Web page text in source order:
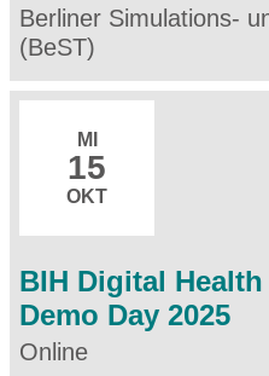
Berliner Simulations-
(BeST)
MI
15
OKT
BIH Digital
Demo Day 2025
Online